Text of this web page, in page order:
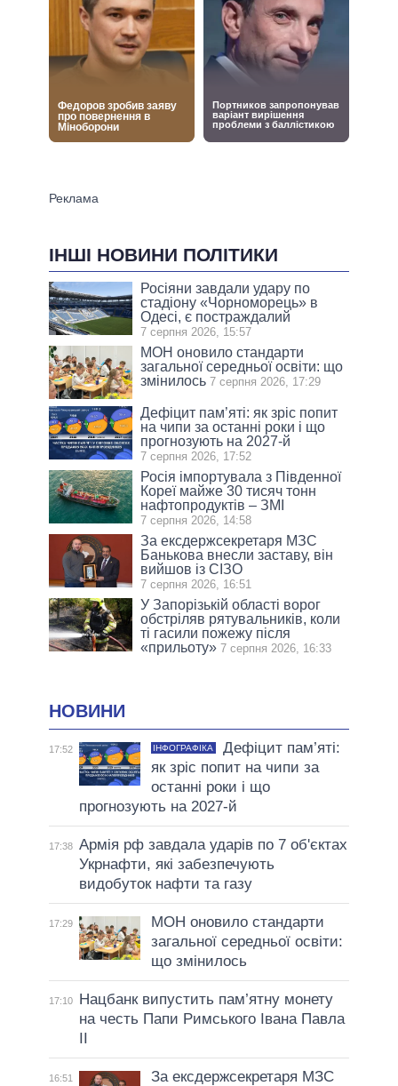
ІНШІ НОВИНИ ПОЛІТИКИ
Росіяни завдали удару по
стадіону «Чорноморець» в
Одесі, є постраждалий
7 серпня 2026, 15:57
МОН оновило стандарти
загальної середньої освіти: що
змінилось 7 серпня 2026, 17:29
Дефіцит пам’яті: як зріс попит
на чипи за останні роки і що
прогнозують на 2027-й
7 серпня 2026, 17:52
Росія імпортувала з Південної
Кореї майже 30 тисяч тонн
нафтопродуктів – ЗМІ
7 серпня 2026, 14:58
За ексдержсекретаря МЗС
Банькова внесли заставу, він
вийшов із СІЗО
7 серпня 2026, 16:51
У Запорізькій області ворог
обстріляв рятувальників, коли
ті гасили пожежу після
«прильоту» 7 серпня 2026, 16:33
НОВИНИ
17:52 ІНФОГРАФІКА
Дефіцит пам’яті:
як зріс попит на чипи за
останні роки і що
прогнозують на 2027-й
17:38 Армія рф завдала ударів по 7 об'єктах
Укрнафти, які забезпечують
видобуток нафти та газу
17:29
МОН оновило стандарти
загальної середньої освіти:
що змінилось
17:10
Нацбанк випустить пам’ятну монету
на честь Папи Римського Івана Павла
II
16:51
За ексдержсекретаря МЗС